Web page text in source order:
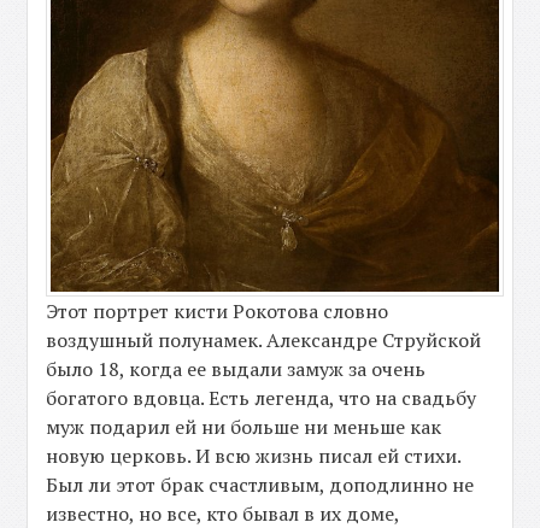
Этот портрет кисти Рокотова словно
воздушный полунамек. Александре Струйской
было 18, когда ее выдали замуж за очень
богатого вдовца. Есть легенда, что на свадьбу
муж подарил ей ни больше ни меньше как
новую церковь. И всю жизнь писал ей стихи.
Был ли этот брак счастливым, доподлинно не
известно, но все, кто бывал в их доме,